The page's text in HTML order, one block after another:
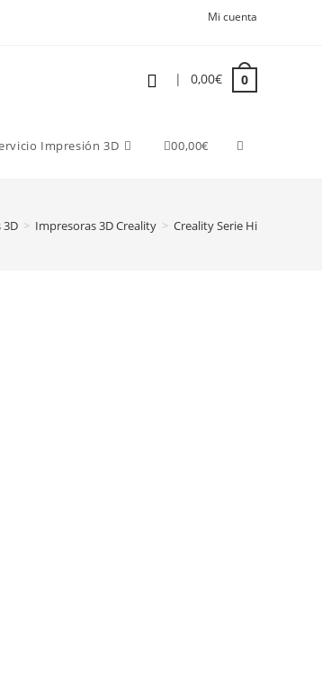
Mi cuenta
| 0,00€ 0
Impresión 3D 00,00€
3D > Impresoras 3D Creality > Creality Serie Hi